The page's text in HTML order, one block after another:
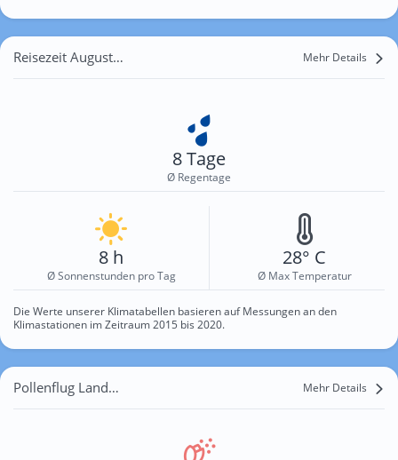
Reisezeit August für Landau in der Pfalz Mehr Details
8 Tage
Ø Regentage
8 h
Ø Sonnenstunden pro Tag
28° C
Ø Max Temperatur
Die Werte unserer Klimatabellen basieren auf Messungen an den
Klimastationen im Zeitraum 2015 bis 2020.
Pollenflug Landau in der Pfalz Mehr Details